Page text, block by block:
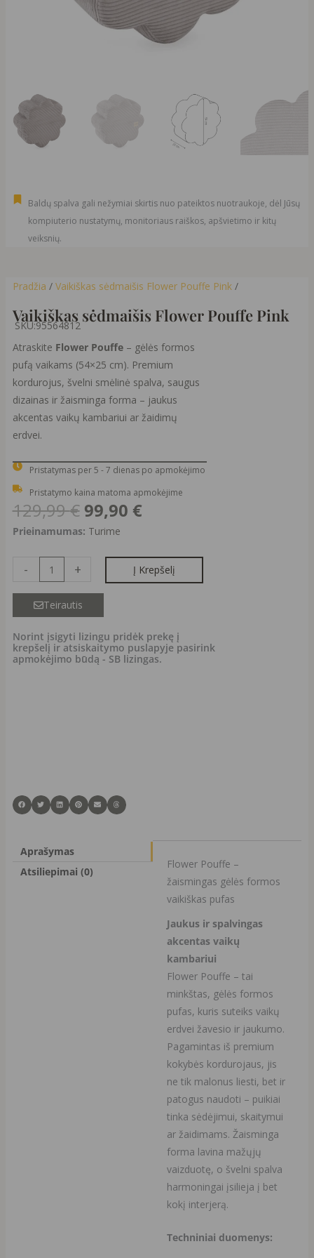
Baldų spalva gali nežymiai skirtis nuo pateiktos nuotraukoje, dėl Jūsų
kompiuterio nustatymų, monitoriaus raiškos, apšvietimo ir kitų
veiksnių.
Pradžia / Vaikiškas sėdmaišis Flower Pouffe Pink/
Vaikiškas sėdmaišis Flower Pouffe Pink
SKU:95564812
Atraskite Flower Pouffe– gėlės formos
pufą vaikams (54×25 cm). Premium
kordurojus, švelni smėlinė spalva, saugus
dizainas ir žaisminga forma – jaukus
akcentas vaikų kambariui ar žaidimų
erdvei.
Pristatymas per 5 - 7 dienas po apmokėjimo
Pristatymo kaina matoma apmokėjime
129,99€ Original
price
129,99 €.
99,90 €Current
99,90 €.
Prieinamumas: Turime
-
produkto
Vaikiškas
sėdmaišis
Flower
Pouffe
Pink
+ Į Krepšelį
Teirautis
Norint įsigyti lizingu pridėk prekę į
krepšelį ir atsiskaitymo puslapyje pasirink
apmokėjimo būdą - SB lizingas.
Aprašymas
Atsiliepimai (0)
Flower Pouffe –
žaismingas gėlės formos
vaikiškas pufas
Jaukus ir spalvingas
akcentas vaikų
kambariui
Flower Pouffe – tai
minkštas, gėlės formos
pufas, kuris suteiks vaikų
erdvei žavesio ir jaukumo.
Pagamintas iš premium
kokybės kordurojaus, jis
ne tik malonus liesti, bet ir
patogus naudoti – puikiai
tinka sėdėjimui, skaitymui
ar žaidimams. Žaisminga
forma lavina mažųjų
vaizduotę, o švelni spalva
harmoningai įsilieja į bet
kokį interjerą.
Techniniai duomenys: